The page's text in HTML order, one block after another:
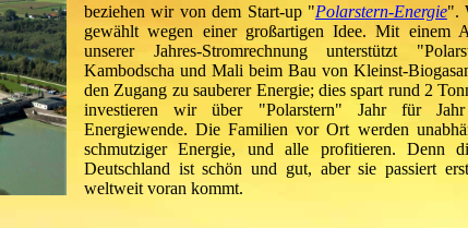
beziehen wir von dem Start-up "Polarstern-Energie".
gewählt wegen einer großartigen Idee. Mit einem
unserer Jahres-Stromrechnung unterstützt
Kambodscha und Mali beim Bau von Kleinst-
den Zugang zu sauberer Energie; dies spart rund 2
investieren wir über "Polarstern" Jahr für
Energiewende. Die Familien vor Ort werden
schmutziger Energie, und alle profitieren. Denn
Deutschland ist schön und gut, aber sie passiert
weltweit voran kommt.